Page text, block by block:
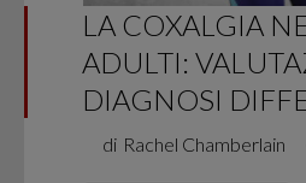
LA COXALGIA
ADULTI:
DIAGNOSI
di Rachel Chamberlain